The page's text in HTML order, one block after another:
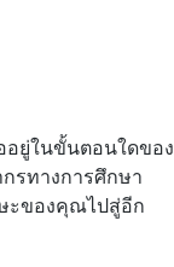
ยู่ในขั้นตอนใดของ
รทางการศึกษา
ะของคุณไปสู่อีก